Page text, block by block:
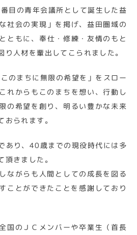
目の青年会議所として誕生した益
社会の実現」を掲げ、益田圏域の
ともに、奉仕・修練・友情のもと
り人材を輩出してこられました。
のまちに無限の希望を」をスロー
れからもこのまちを想い、行動し
の希望を創り、明るい豊かな未来
られます。
あり、40歳までの現役時代には多
きました。
ながらも人間としての成長を図る
ことができたことを感謝しており
国のＪＣメンバーや卒業生（首長